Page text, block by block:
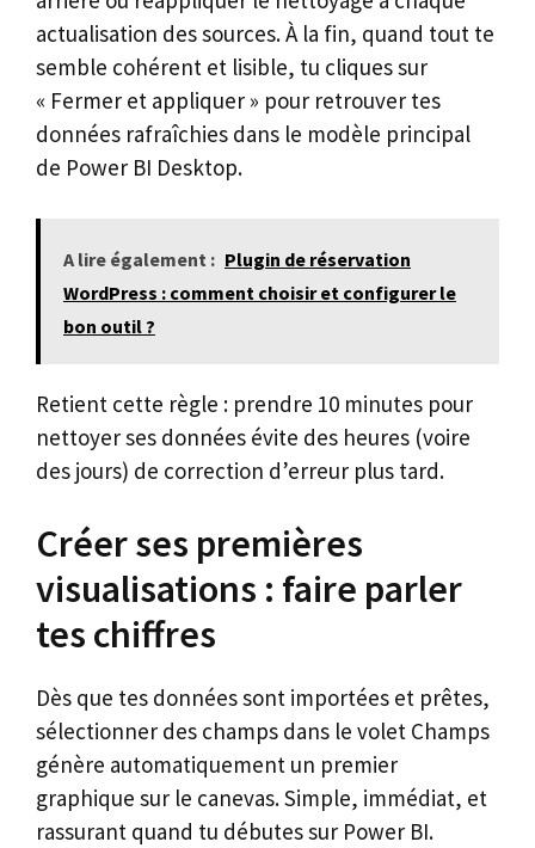
actualisation des sources. À la fin, quand tout te
semble cohérent et lisible, tu cliques sur
« Fermer et appliquer » pour retrouver tes
données rafraîchies dans le modèle principal
de Power BI Desktop.
A lire également : Plugin de réservation
WordPress : comment choisir et configurer le
bon outil ?
Retient cette règle : prendre 10 minutes pour
nettoyer ses données évite des heures (voire
des jours) de correction d’erreur plus tard.
Créer ses premières
visualisations : faire parler
tes chiffres
Dès que tes données sont importées et prêtes,
sélectionner des champs dans le volet Champs
génère automatiquement un premier
graphique sur le canevas. Simple, immédiat, et
rassurant quand tu débutes sur Power BI.